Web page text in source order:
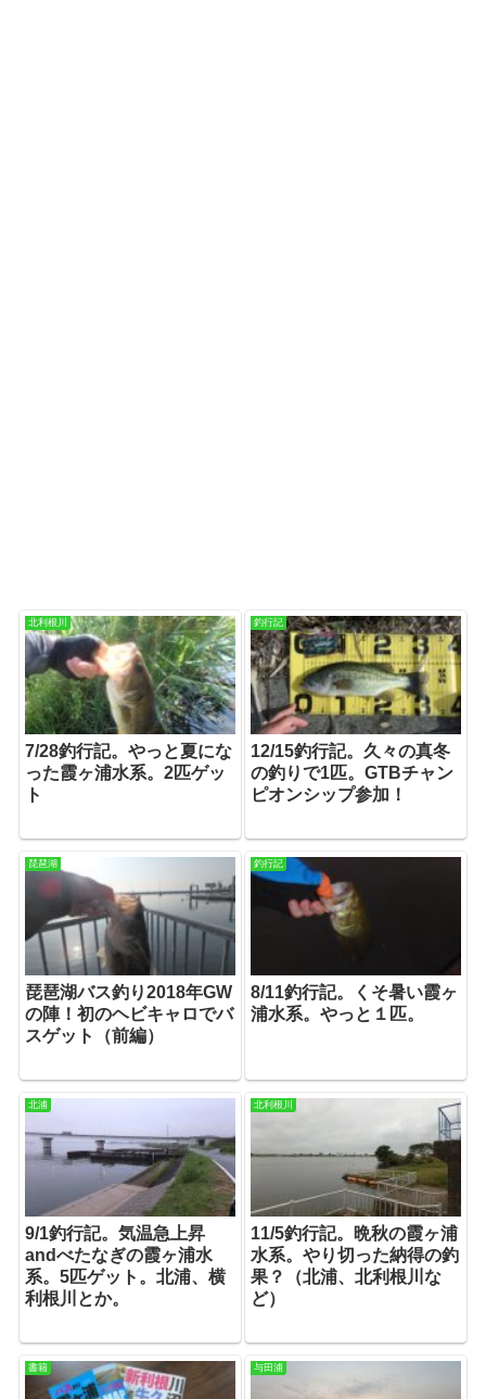
北利根川
7/28釣行記。やっと夏にな
った霞ヶ浦水系。2匹ゲッ
ト
釣行記
12/15釣行記。久々の真冬
の釣りで1匹。GTBチャン
ピオンシップ参加！
琵琶湖
琵琶湖バス釣り2018年GW
の陣！初のヘビキャロでバ
スゲット（前編）
釣行記
8/11釣行記。くそ暑い霞ヶ
浦水系。やっと１匹。
北浦
9/1釣行記。気温急上昇
andべたなぎの霞ヶ浦水
系。5匹ゲット。北浦、横
利根川とか。
北利根川
11/5釣行記。晩秋の霞ヶ浦
水系。やり切った納得の釣
果？（北浦、北利根川な
ど）
書籍 与田浦